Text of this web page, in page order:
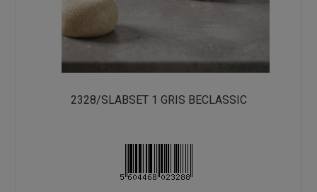
2328/SLABSET 1 GRIS BECLASSIC